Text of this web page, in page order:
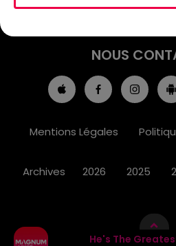
He's The
NOUS
Mentions Légales
Archives 2026 2025